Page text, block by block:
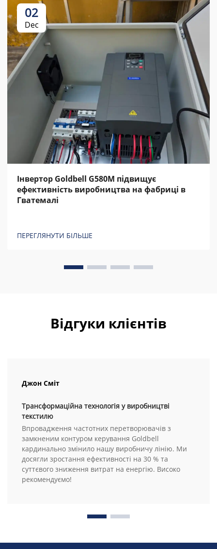
02
Dec
Інвертор Goldbell G580M підвищує
ефективність виробництва на фабриці в
Гватемалі
ПЕРЕГЛЯНУТИ БІЛЬШЕ
Відгуки клієнтів
Джон Сміт
Трансформаційна технологія у виробництві
текстилю
Впровадження частотних перетворювачів з
замкненим контуром керування Goldbell
кардинально змінило нашу виробничу лінію. Ми
досягли зростання ефективності на 30 % та
суттєвого зниження витрат на енергію. Високо
рекомендуємо!